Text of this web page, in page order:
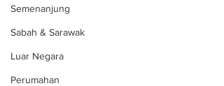
Semenanjung
Sabah & Sarawak
Luar Negara
Perumahan